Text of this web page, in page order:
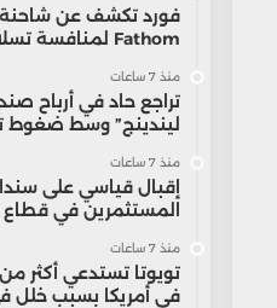
فورد تكشف عن شاحنة
Fathom لمنافسة تسلا وBYD
منذ 7 ساعات
تراجع حاد في أرباح
ليندينج” وسط ضغوط
منذ 7 ساعات
إقبال قياسي على
المستثمرين في قطاع
منذ 7 ساعات
تويوتا تستدعي أكثر
في أمريكا بسبب خلل